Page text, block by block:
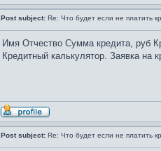
Post subject: Re: Что будет если не платить
Имя Отчество Сумма кредита, руб
Кредитный калькулятор. Заявка на
Post subject: Re: Что будет если не платить